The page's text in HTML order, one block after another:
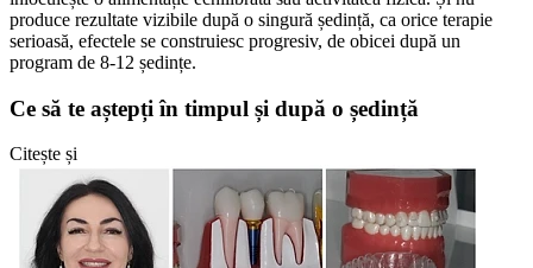
produce rezultate vizibile după o singură ședință, ca orice terapie
serioasă, efectele se construiesc progresiv, de obicei după un
program de 8-12 ședințe.
Ce să te aștepți în timpul și după o ședință
Citește și